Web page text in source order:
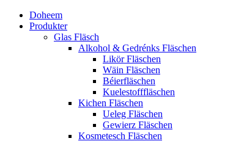
Doheem
Produkter
Glas Fläsch
Alkohol & Gedrénks Fläschen
Likör Fläschen
Wäin Fläschen
Béierfläschen
Kuelestofffläschen
Kichen Fläschen
Ueleg Fläschen
Gewierz Fläschen
Kosmetesch Fläschen